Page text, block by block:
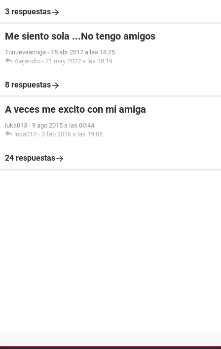
3 respuestas
Me siento sola ...No tengo amigos
Tunuevaamiga - 15 abr 2017 a las 18:25
Alejandro - 21 may 2022 a las 18:19
8 respuestas
A veces me excito con mi amiga
luka013 - 9 ago 2015 a las 00:44
luka013 - 3 feb 2016 a las 19:06
24 respuestas